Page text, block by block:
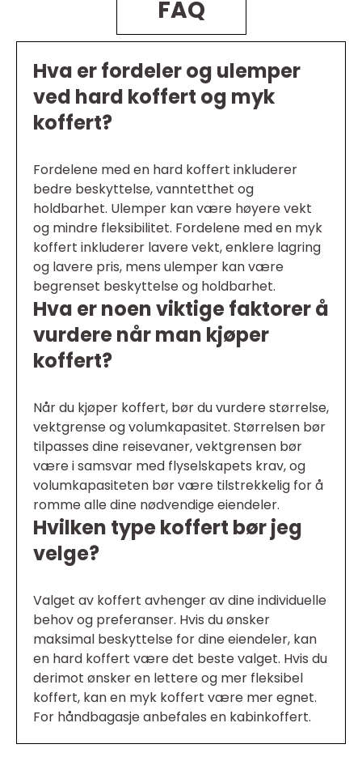
FAQ
Hva er fordeler og ulemper
ved hard koffert og myk
koffert?
Fordelene med en hard koffert inkluderer
bedre beskyttelse, vanntetthet og
holdbarhet. Ulemper kan være høyere vekt
og mindre fleksibilitet. Fordelene med en myk
koffert inkluderer lavere vekt, enklere lagring
og lavere pris, mens ulemper kan være
begrenset beskyttelse og holdbarhet.
Hva er noen viktige faktorer å
vurdere når man kjøper
koffert?
Når du kjøper koffert, bør du vurdere størrelse,
vektgrense og volumkapasitet. Størrelsen bør
tilpasses dine reisevaner, vektgrensen bør
være i samsvar med flyselskapets krav, og
volumkapasiteten bør være tilstrekkelig for å
romme alle dine nødvendige eiendeler.
Hvilken type koffert bør jeg
velge?
Valget av koffert avhenger av dine individuelle
behov og preferanser. Hvis du ønsker
maksimal beskyttelse for dine eiendeler, kan
en hard koffert være det beste valget. Hvis du
derimot ønsker en lettere og mer fleksibel
koffert, kan en myk koffert være mer egnet.
For håndbagasje anbefales en kabinkoffert.